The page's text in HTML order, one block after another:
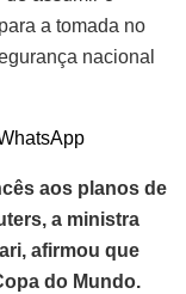
a tomada no
nacional
aos planos de
a ministra
afirmou que
do Mundo.